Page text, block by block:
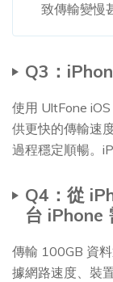
致傳輸變慢
Q3：
使用 UltFone
供更快的傳輸速
過程穩定順暢。
Q4：從
台 iPhone
傳輸 100GB 資
據網路速度、裝